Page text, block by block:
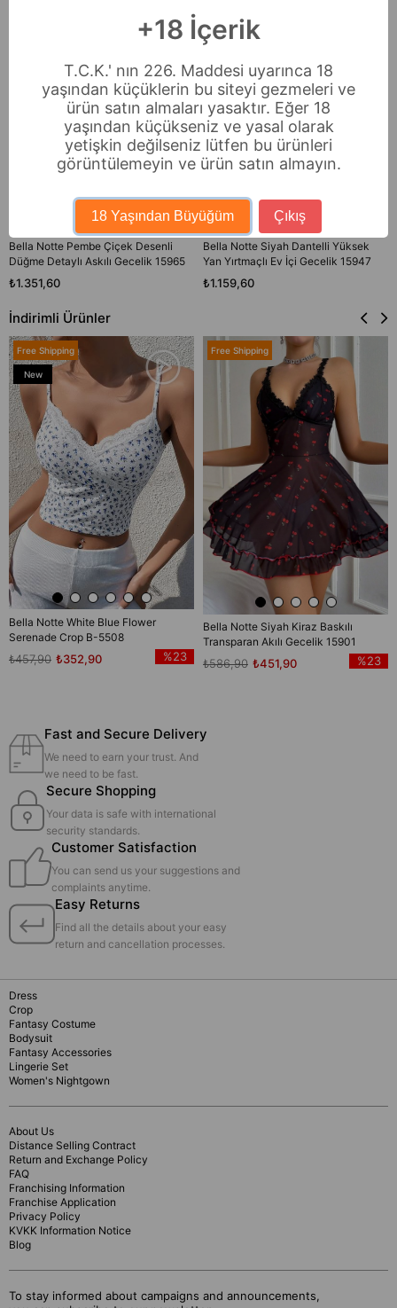
Bella Notte Pembe Çiçek Desenli
Düğme Detaylı Askılı Gecelik 15965
₺1.351,60
Bella Notte Siyah Dantelli Yüksek
Yan Yırtmaçlı Ev İçi Gecelik 15947
₺1.159,60
İndirimli Ürünler
Bella Notte White Blue Flower
Serenade Crop B-5508
₺352,90
₺457,90 %23
Free Shipping
New
Bella Notte Siyah Kiraz Baskılı
Transparan Akılı Gecelik 15901
₺451,90
₺586,90 %23
Free Shipping
Fast and Secure Delivery
We need to earn your trust. And
we need to be fast.
Secure Shopping
Your data is safe with international
security standards.
Customer Satisfaction
You can send us your suggestions and
complaints anytime.
Easy Returns
Find all the details about your easy
return and cancellation processes.
Dress
Crop
Fantasy Costume
Bodysuit
Fantasy Accessories
Lingerie Set
Women's Nightgown
About Us
Distance Selling Contract
Return and Exchange Policy
FAQ
Franchising Information
Franchise Application
Privacy Policy
KVKK Information Notice
Blog
To stay informed about campaigns and announcements,
+18 İçerik
T.C.K.' nın 226. Maddesi uyarınca 18
yaşından küçüklerin bu siteyi gezmeleri ve
ürün satın almaları yasaktır. Eğer 18
yaşından küçükseniz ve yasal olarak
yetişkin değilseniz lütfen bu ürünleri
görüntülemeyin ve ürün satın almayın.
18 Yaşından Büyüğüm Çıkış